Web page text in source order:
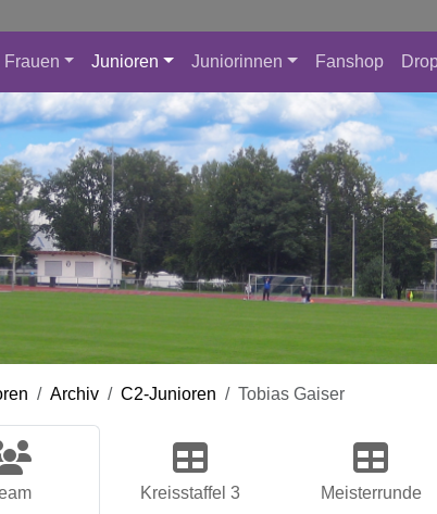
Frauen Junioren Juniorinnen Fanshop
Archiv C2-Junioren Tobias Gaiser
Kreisstaffel 3 Meisterrunde